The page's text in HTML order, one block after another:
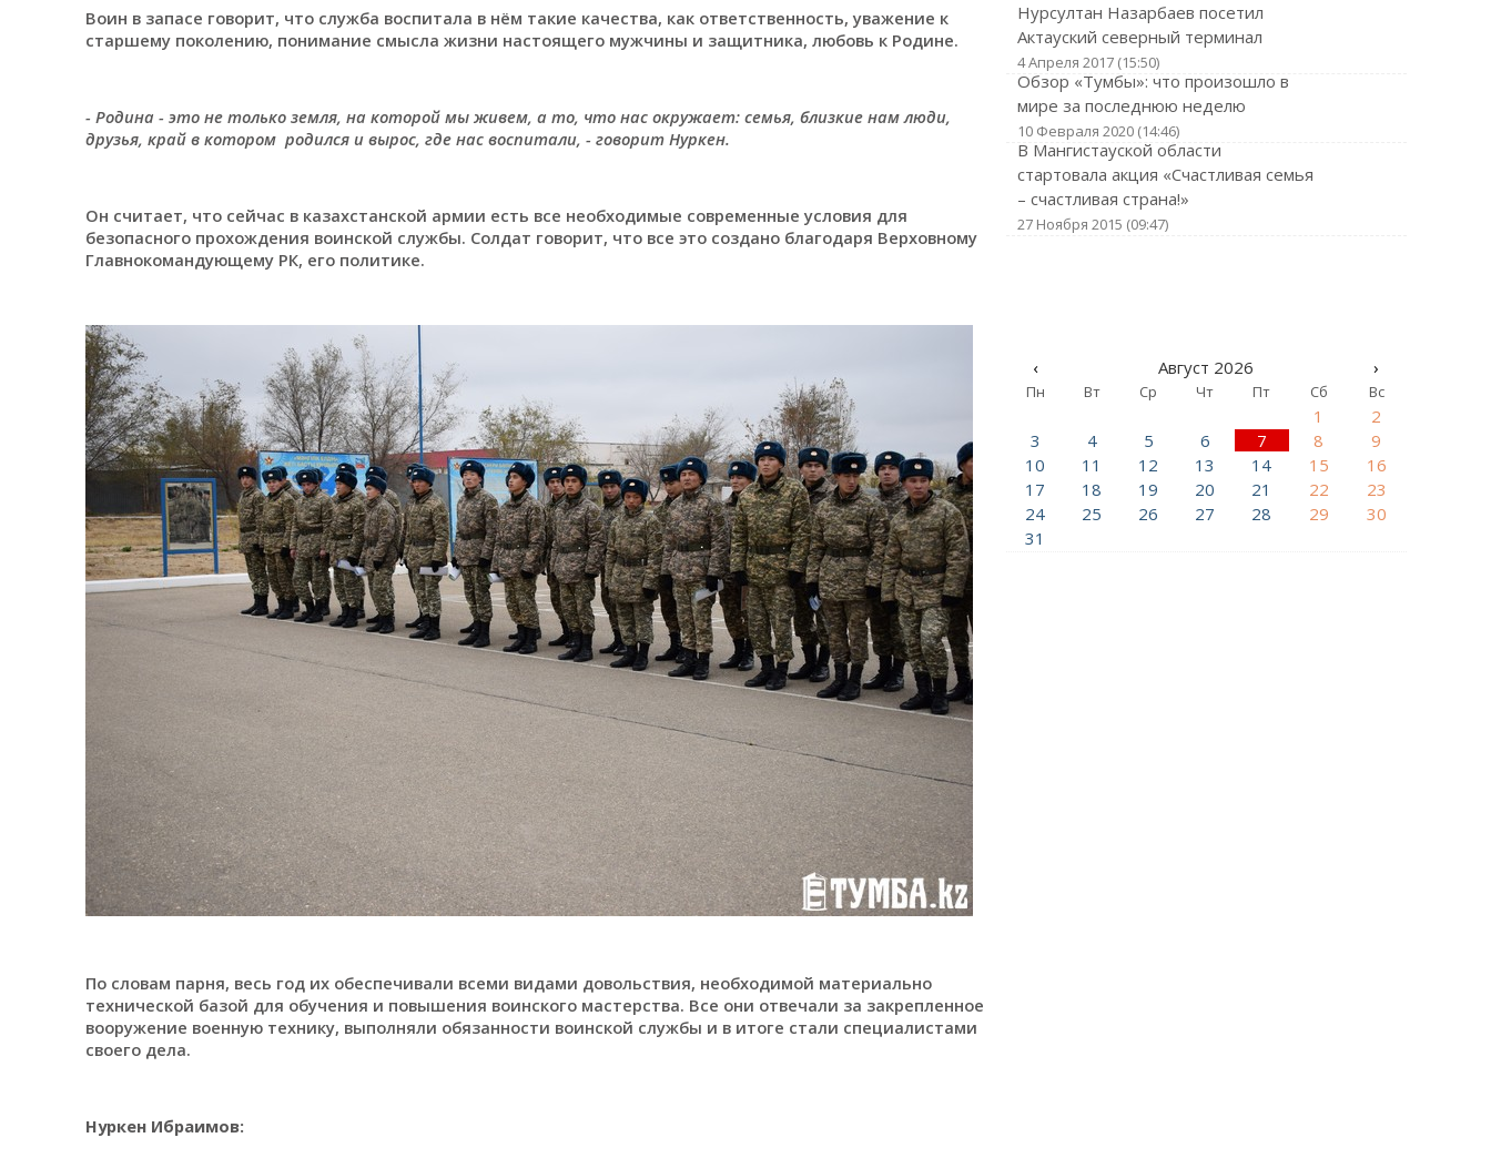
Воин в запасе говорит, что служба воспитала в нём такие качества, как ответственность, уважение к
старшему поколению, понимание смысла жизни настоящего мужчины и защитника, любовь к Родине.
- Родина - это не только земля, на которой мы живем, а то, что нас окружает: семья, близкие нам люди,
друзья, край в котором родился и вырос, где нас воспитали, - говорит Нуркен.
Он считает, что сейчас в казахстанской армии есть все необходимые современные условия для
безопасного прохождения воинской службы. Солдат говорит, что все это создано благодаря Верховному
Главнокомандующему РК, его политике.
По словам парня, весь год их обеспечивали всеми видами довольствия, необходимой материально
технической базой для обучения и повышения воинского мастерства. Все они отвечали за закрепленное
вооружение военную технику, выполняли обязанности воинской службы и в итоге стали специалистами
своего дела.
Нуркен Ибраимов:
Нурсултан Назарбаев посетил
Актауский северный терминал
4 Апреля 2017 (15:50)
Обзор «Тумбы»: что произошло в
мире за последнюю неделю
10 Февраля 2020 (14:46)
В Мангистауской области
стартовала акция «Счастливая семья
– счастливая страна!»
27 Ноября 2015 (09:47)
‹ Август 2026 ›
Пн Вт Ср Чт Пт Сб Вс
1
2
3
4 5 6 7 8
9
10
11 12 13 14 15
16
17
18 19 20 21 22
23
24
25 26 27 28 29
30
31